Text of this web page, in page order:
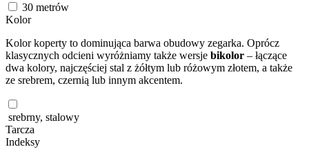
30 metrów
Kolor
Kolor koperty to dominująca barwa obudowy zegarka. Oprócz
klasycznych odcieni wyróżniamy także wersje bikolor – łączące
dwa kolory, najczęściej stal z żółtym lub różowym złotem, a także
ze srebrem, czernią lub innym akcentem.
srebrny, stalowy
Tarcza
Indeksy